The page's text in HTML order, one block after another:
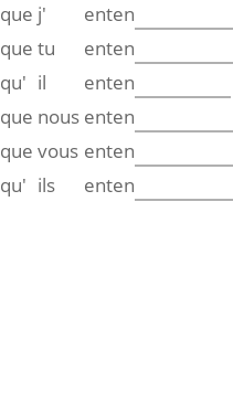
que j'
enten
que tu
enten
qu' il
enten
que nous enten
que vous enten
qu' ils enten